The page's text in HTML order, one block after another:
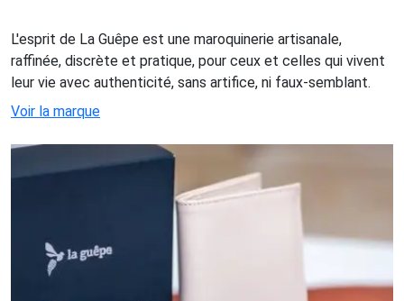
L'esprit de La Guêpe est une maroquinerie artisanale,
raffinée, discrète et pratique, pour ceux et celles qui vivent
leur vie avec authenticité, sans artifice, ni faux-semblant.
Voir la marque